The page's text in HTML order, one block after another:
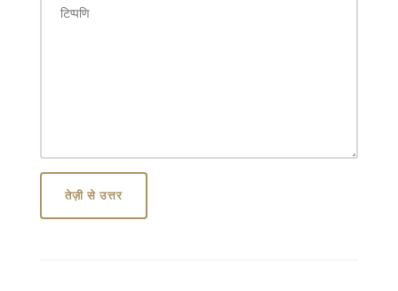
तेज़ी से उत्तर